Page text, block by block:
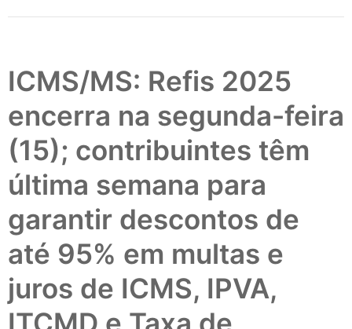
ICMS/MS: Refis 2025
encerra na segunda-feira
(15); contribuintes têm
última semana para
garantir descontos de
até 95% em multas e
juros de ICMS, IPVA,